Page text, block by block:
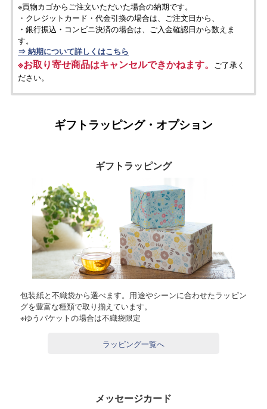
※買物カゴからご注文いただいた場合の納期です。
・クレジットカード・代金引換の場合は、ご注文日から、
・銀行振込・コンビニ決済の場合は、ご入金確認日から数えま
す。
⇒ 納期について詳しくはこちら
※お取り寄せ商品はキャンセルできかねます。 ご了承く
ださい。
ギフトラッピング・オプション
ギフトラッピング
包装紙と不織袋から選べます。用途やシーンに合わせたラッピン
グを豊富な種類で取り揃えています。
※ゆうパケットの場合は不織袋限定
ラッピング一覧へ
メッセージカード